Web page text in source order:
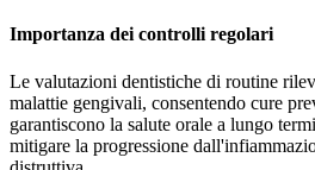
Importanza dei controlli regolari
Le valutazioni dentistiche di routine
malattie gengivali, consentendo cure
garantiscono la salute orale a lungo
mitigare la progressione